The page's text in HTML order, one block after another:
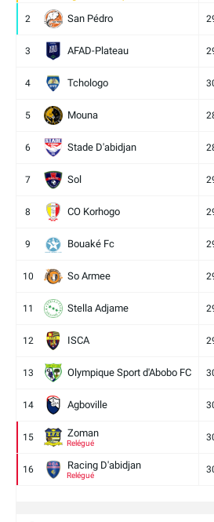
2 San Pédro
3 AFAD-Plateau
4 Tchologo
5 Mouna
6 Stade D'abidjan
7 Sol
8 CO Korhogo
9 Bouaké Fc
10 So Armee
11 Stella Adjame
12 ISCA
13 Olympique Sport d'Abobo FC
14 Agboville
15 Zoman
Relégué
16 Racing D'abidjan
Relégué